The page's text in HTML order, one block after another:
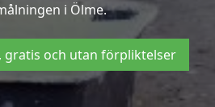
i Ölme.
gratis och utan förpliktelser